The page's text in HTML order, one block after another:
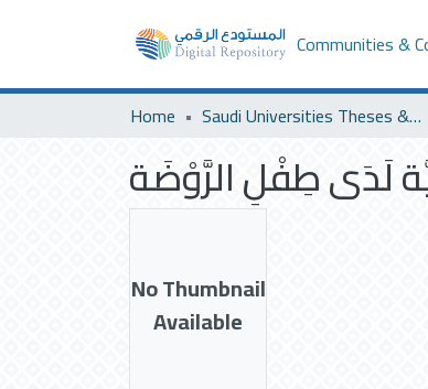
Communities &
Home Saudi Universities Theses & Dissertations
لَدَى طِفْلِ الرَّوْضَة
No Thumbnail
Available